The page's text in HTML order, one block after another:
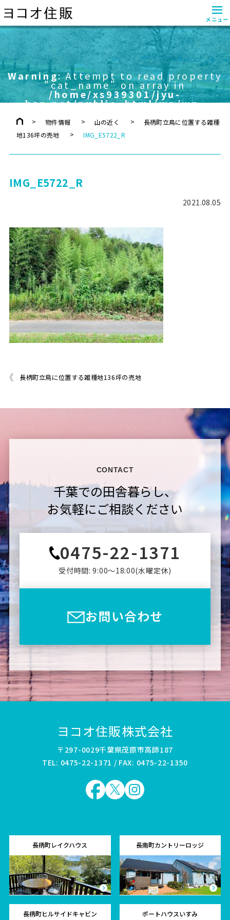
≡
メニュー
Warning: Attempt to read property
"cat_name" on array in
/home/xs939301/jyu-
han.net/public_html/wp/wp-
on line 757
物件情報 山の近く
長柄町立鳥に位置する雑種
地136坪の売地
IMG_E5722_R
IMG_E5722_R
2021.08.05
長柄町立鳥に位置する雑種地136坪の売地
CONTACT
千葉での田舎暮らし、
お気軽にご相談ください
0475-22-1371
受付時間: 9:00〜18:00(⽔曜定休)
お問い合わせ
ヨコオ住販株式会社
〒297-0029千葉県茂原市高師187
TEL: 0475-22-1371 / FAX: 0475-22-1350
長柄町レイクハウス 長南町カントリーロッジ
長柄町ヒルサイドキャビン ポートハウスいすみ